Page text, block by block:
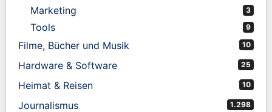
Marketing 3
Tools 9
Filme, Bücher und Musik 10
Hardware & Software 25
Heimat & Reisen 10
Journalismus 1.298